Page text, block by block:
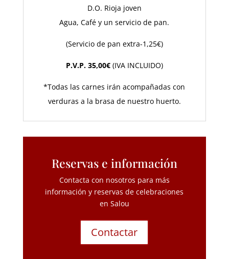
D.O. Rioja joven
Agua, Café y un servicio de pan.
(Servicio de pan extra-1,25€)
P.V.P. 35,00€(IVA INCLUIDO)
*Todas las carnes irán acompañadas con
verduras a la brasa de nuestro huerto.
Reservas e información
Contacta con nosotros para más
información y reservas de celebraciones
en Salou
Contactar